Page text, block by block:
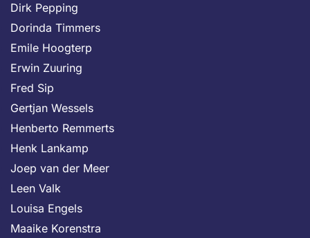
Dirk Pepping
Dorinda Timmers
Emile Hoogterp
Erwin Zuuring
Fred Sip
Gertjan Wessels
Henberto Remmerts
Henk Lankamp
Joep van der Meer
Leen Valk
Louisa Engels
Maaike Korenstra